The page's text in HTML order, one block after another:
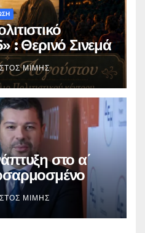
: Θερινό Σινεμά
ταινία
ΜΊΜΗΣ
στο α΄
δισ.
ΜΊΜΗΣ